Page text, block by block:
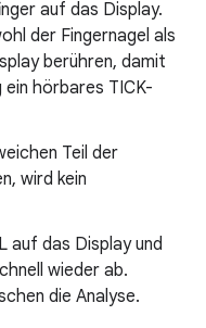
auf das Display.
der Fingernagel als
berühren, damit
ein hörbares TICK-
Teil der
wird kein
auf das Display und
wieder ab.
die Analyse.